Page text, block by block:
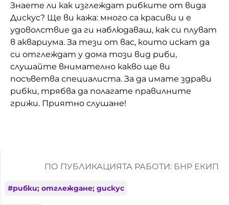
Като Айнщайн
Домашен любимец
Питаме Ви
До ре ми
Знаете ли как изглеждат рибките от вида
Дискус? Ще ви кажа: много са красиви и е
удоволствие да ги наблюдаваш, как си плуват
в аквариума. За тези от вас, които искат да
си отглеждат у дома този вид риби,
слушайте внимателно какво ще ви
посъветва специалиста. За да имате здрави
рибки, трябва да полагате правилните
грижи. Приятно слушане!
ПО ПУБЛИКАЦИЯТА РАБОТИ: БНР ЕКИП
#рибки; отглеждане; дискус